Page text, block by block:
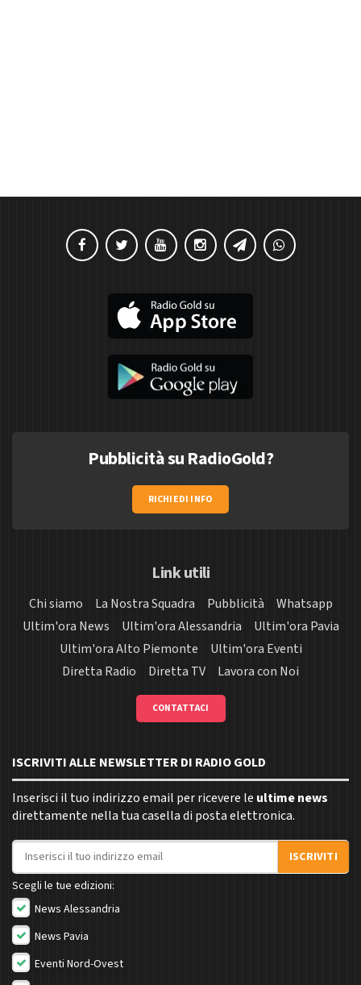
Pubblicità su RadioGold?
RICHIEDI INFO
Link utili
Chi siamo La Nostra Squadra Pubblicità
Whatsapp
Ultim'ora News
Ultim'ora Alessandria
Ultim'ora Pavia
Ultim'ora Alto Piemonte
Ultim'ora Eventi
Diretta Radio
Diretta TV Lavora con Noi
CONTATTACI
ISCRIVITI ALLE NEWSLETTER DI RADIO GOLD
Inserisci il tuo indirizzo email per ricevere le ultime news
direttamente nella tua casella di posta elettronica.
Indirizzo email
ISCRIVITI
Scegli le tue edizioni:
News Alessandria
News Pavia
Eventi Nord-Ovest